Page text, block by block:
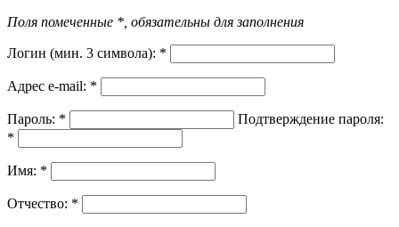
Поля помеченные *, обязательны для заполнения
Логин (мин. 3 символа): *
Адрес e-mail: *
Пароль: *
Подтверждение пароля:
*
Имя: *
Отчество: *